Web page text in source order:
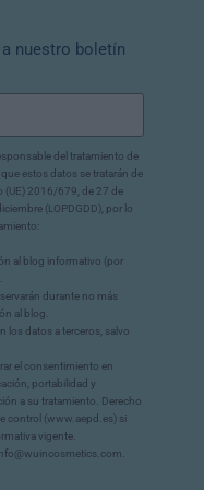
nuestro boletín
del tratamiento de
estos datos se tratarán de
(UE) 2016/679, de 27 de
(LOPDGDD), por lo
al blog informativo (por
durante no más
al blog.
los datos a terceros, salvo
el consentimiento en
portabilidad y
a su tratamiento. Derecho
control (www.aepd.es) si
vigente.